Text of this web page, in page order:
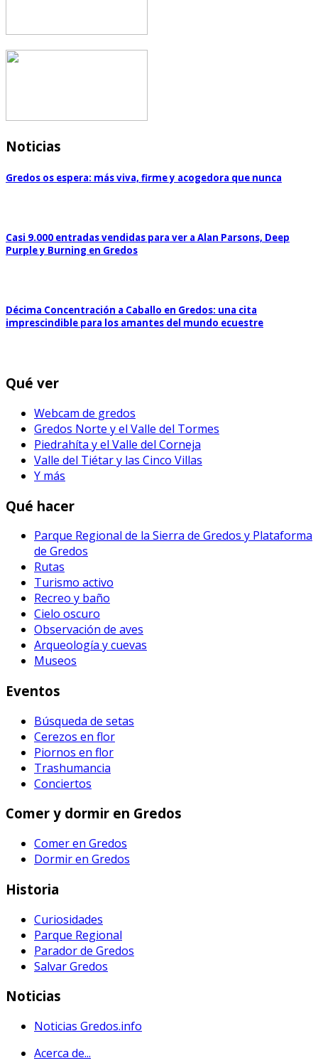
Noticias
Gredos os espera: más viva, firme y acogedora que nunca
Casi 9.000 entradas vendidas para ver a Alan Parsons, Deep
Purple y Burning en Gredos
Décima Concentración a Caballo en Gredos: una cita
imprescindible para los amantes del mundo ecuestre
Qué ver
Webcam de gredos
Gredos Norte y el Valle del Tormes
Piedrahíta y el Valle del Corneja
Valle del Tiétar y las Cinco Villas
Y más
Qué hacer
Parque Regional de la Sierra de Gredos y Plataforma
de Gredos
Rutas
Turismo activo
Recreo y baño
Cielo oscuro
Observación de aves
Arqueología y cuevas
Museos
Eventos
Búsqueda de setas
Cerezos en flor
Piornos en flor
Trashumancia
Conciertos
Comer y dormir en Gredos
Comer en Gredos
Dormir en Gredos
Historia
Curiosidades
Parque Regional
Parador de Gredos
Salvar Gredos
Noticias
Noticias Gredos.info
Acerca de...